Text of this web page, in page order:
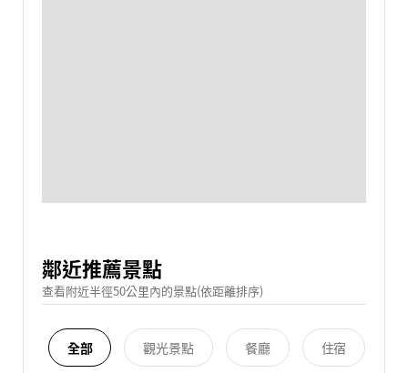
鄰近推薦景點
查看附近半徑50公里內的景點(依距離排序)
全部 觀光景點 餐廳 住宿